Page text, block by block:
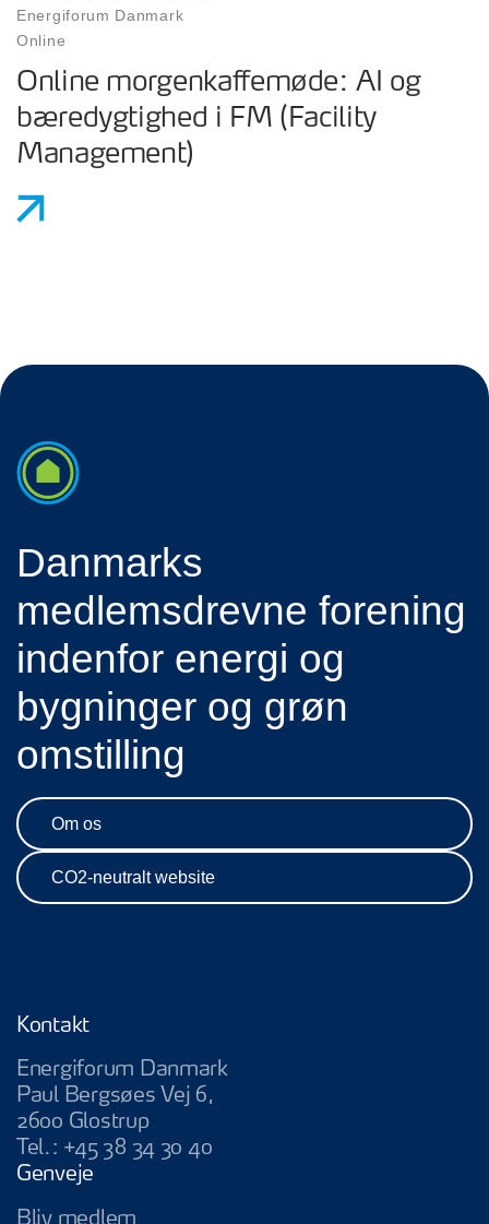
Energiforum Danmark
Online
Online morgenkaffemøde: AI og
bæredygtighed i FM (Facility
Management)
Danmarks
medlemsdrevne forening
indenfor energi og
bygninger og grøn
omstilling
Om os
CO2-neutralt website
Kontakt
Energiforum Danmark
Paul Bergsøes Vej 6,
2600 Glostrup
Tel.: +45 38 34 30 40
Genveje